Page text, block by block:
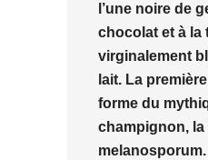
l’une noire de
chocolat et à la
virginalement
lait. La
forme du
champignon, la